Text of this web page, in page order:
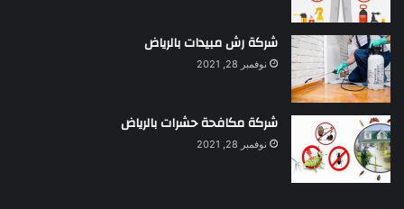
شركة رش مبيدات بالرياض
نوفمبر 28, 2021
شركة مكافحة حشرات بالرياض
نوفمبر 28, 2021